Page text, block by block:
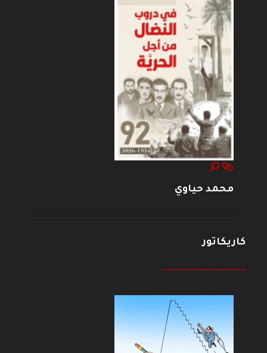
محمد حياوي
كاريكاتور
--------------------